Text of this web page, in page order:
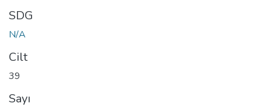
SDG
N/A
Cilt
39
Sayı